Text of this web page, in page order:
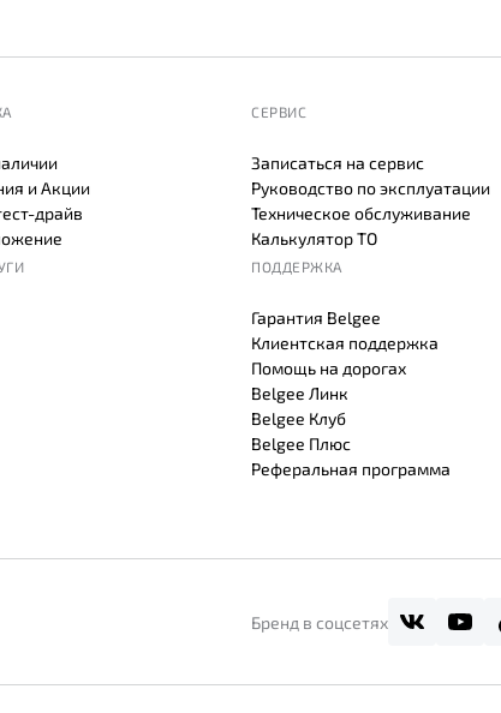
и Акции
драйв
СЕРВИС
Записаться на сервис
Руководство по эксплуатации
Техническое обслуживание
Калькулятор ТО
ПОДДЕРЖКА
Гарантия Belgee
Клиентская поддержка
Помощь на дорогах
Belgee Линк
Belgee Клуб
Belgee Плюс
Реферальная программа
Бренд в соцсетях